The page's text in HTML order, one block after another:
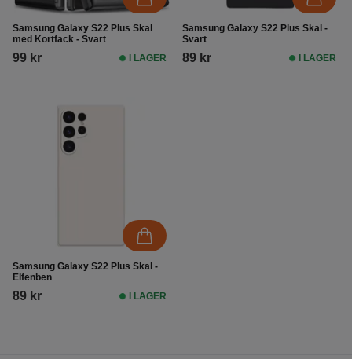
Samsung Galaxy S22 Plus Skal
med Kortfack - Svart
99 kr I LAGER
Samsung Galaxy S22 Plus Skal -
Svart
89 kr I LAGER
Samsung Galaxy S22 Plus Skal -
Elfenben
89 kr I LAGER